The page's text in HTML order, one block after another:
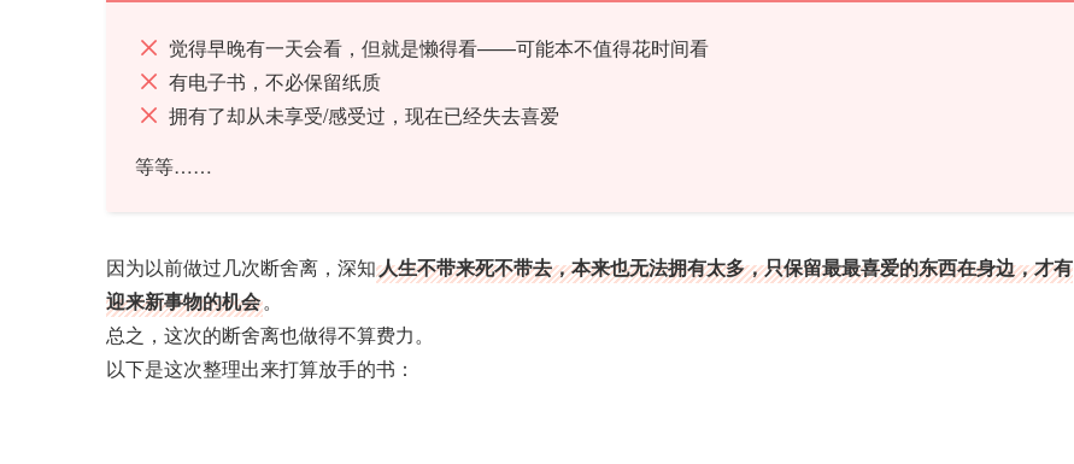
觉得早晚有一天会看，但就是懒得看——可能本不值得花时间看
有电子书，不必保留纸质
拥有了却从未享受/感受过，现在已经失去喜爱
等等……
因为以前做过几次断舍离，深知人生不带来死不带去，本来也无法拥有太多，只保留最最喜爱的东西在身边，才有
迎来新事物的机会。
总之，这次的断舍离也做得不算费力。
以下是这次整理出来打算放手的书：